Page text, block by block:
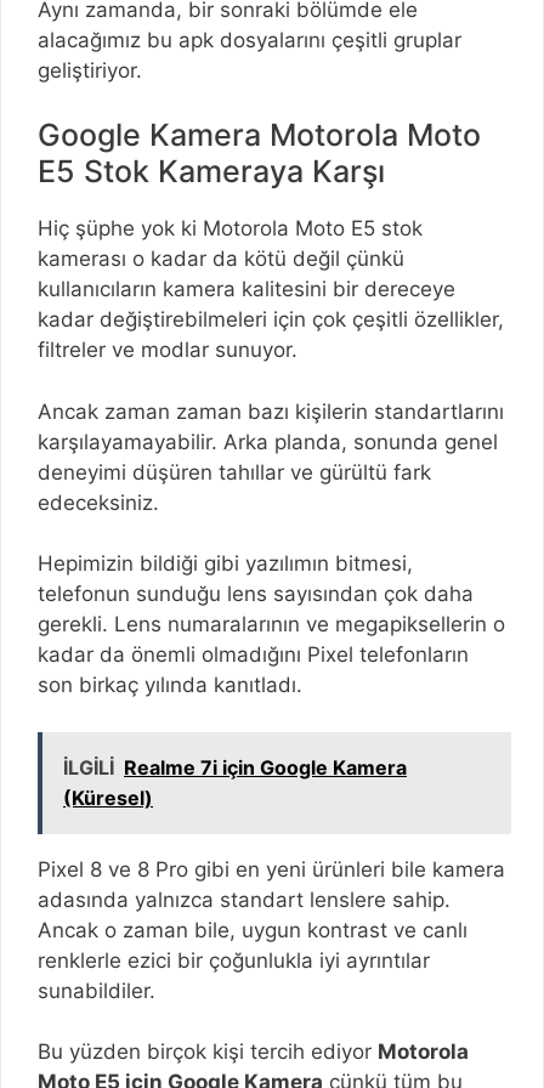
Aynı zamanda, bir sonraki bölümde ele
alacağımız bu apk dosyalarını çeşitli gruplar
geliştiriyor.
Google Kamera Motorola Moto
E5 Stok Kameraya Karşı
Hiç şüphe yok ki Motorola Moto E5 stok
kamerası o kadar da kötü değil çünkü
kullanıcıların kamera kalitesini bir dereceye
kadar değiştirebilmeleri için çok çeşitli özellikler,
filtreler ve modlar sunuyor.
Ancak zaman zaman bazı kişilerin standartlarını
karşılayamayabilir. Arka planda, sonunda genel
deneyimi düşüren tahıllar ve gürültü fark
edeceksiniz.
Hepimizin bildiği gibi yazılımın bitmesi,
telefonun sunduğu lens sayısından çok daha
gerekli. Lens numaralarının ve megapiksellerin o
kadar da önemli olmadığını Pixel telefonların
son birkaç yılında kanıtladı.
İLGİLİ Realme 7i için Google Kamera
(Küresel)
Pixel 8 ve 8 Pro gibi en yeni ürünleri bile kamera
adasında yalnızca standart lenslere sahip.
Ancak o zaman bile, uygun kontrast ve canlı
renklerle ezici bir çoğunlukla iyi ayrıntılar
sunabildiler.
Bu yüzden birçok kişi tercih ediyor Motorola
Moto E5 için Google Kamera çünkü tüm bu